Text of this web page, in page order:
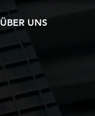
ÜBER UNS